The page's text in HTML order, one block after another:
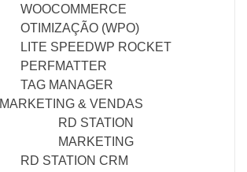
WOOCOMMERCE
OTIMIZAÇÃO (WPO)
LITE SPEEDWP ROCKET
PERFMATTER
TAG MANAGER
MARKETING & VENDAS
RD STATION
MARKETING
RD STATION CRM